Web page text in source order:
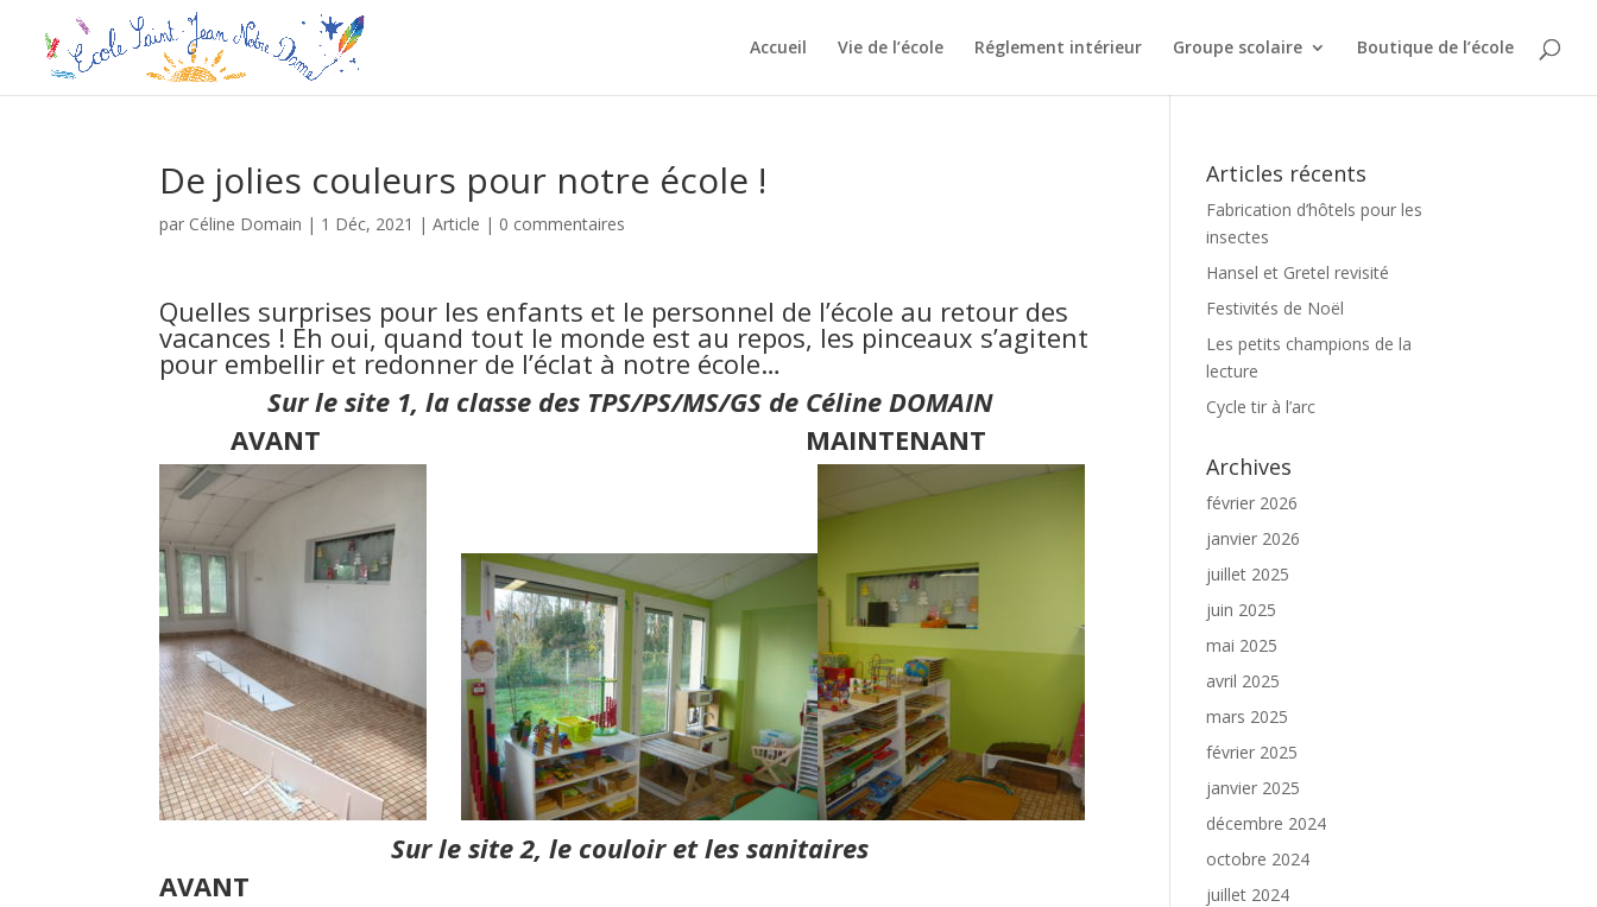
Accueil Vie de l’école Réglement intérieur Groupe scolaire Boutique de l’école
De jolies couleurs pour notre école !
par Céline Domain | 1 Déc, 2021 |Article | 0 commentaires
Quelles surprises pour les enfants et le personnel de l’école au retour des
vacances ! Eh oui, quand tout le monde est au repos, les pinceaux s’agitent
pour embellir et redonner de l’éclat à notre école…
Sur le site 1, la classe des TPS/PS/MS/GS de Céline DOMAIN
AVANT MAINTENANT
Sur le site 2, le couloir et les sanitaires
AVANT
Articles récents
Fabrication d’hôtels pour les
insectes
Hansel et Gretel revisité
Festivités de Noël
Les petits champions de la
lecture
Cycle tir à l’arc
Archives
février 2026
janvier 2026
juillet 2025
juin 2025
mai 2025
avril 2025
mars 2025
février 2025
janvier 2025
décembre 2024
octobre 2024
juillet 2024